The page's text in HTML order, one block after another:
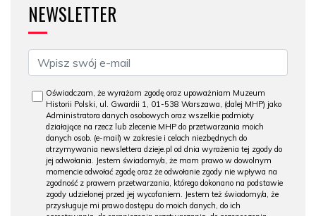
NEWSLETTER
Oświadczam, że wyrażam zgodę oraz upoważniam Muzeum
Historii Polski, ul. Gwardii 1, 01-538 Warszawa, (dalej MHP) jako
Administratora danych osobowych oraz wszelkie podmioty
działające na rzecz lub zlecenie MHP do przetwarzania moich
danych osob. (e-mail) w zakresie i celach niezbędnych do
otrzymywania newslettera dzieje.pl od dnia wyrażenia tej zgody do
jej odwołania. Jestem świadomy/a, że mam prawo w dowolnym
momencie odwołać zgodę oraz że odwołanie zgody nie wpływa na
zgodność z prawem przetwarzania, którego dokonano na podstawie
zgody udzielonej przed jej wycofaniem. Jestem też świadomy/a, że
przysługuje mi prawo dostępu do moich danych, do ich